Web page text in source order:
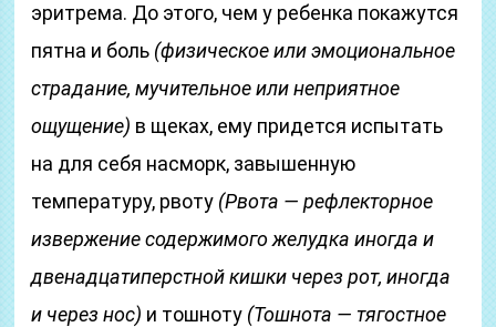
эритрема. До этого, чем у ребенка покажутся
пятна и боль (физическое или эмоциональное
страдание, мучительное или неприятное
ощущение) в щеках, ему придется испытать
на для себя насморк, завышенную
температуру, рвоту (Рвота — рефлекторное
извержение содержимого желудка иногда и
двенадцатиперстной кишки через рот, иногда
и через нос) и тошноту (Тошнотa — тягостное